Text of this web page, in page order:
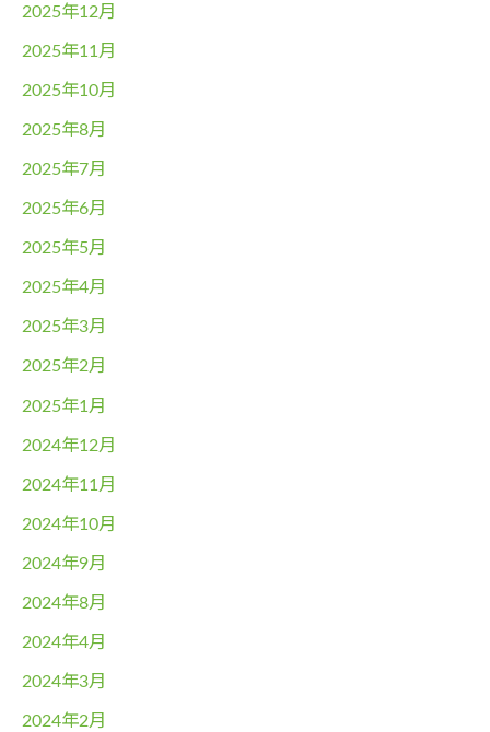
2025年12月
2025年11月
2025年10月
2025年8月
2025年7月
2025年6月
2025年5月
2025年4月
2025年3月
2025年2月
2025年1月
2024年12月
2024年11月
2024年10月
2024年9月
2024年8月
2024年4月
2024年3月
2024年2月